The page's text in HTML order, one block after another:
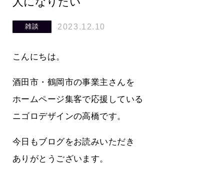
雑談 2023.12.10
こんにちは。
酒田市・鶴岡市の事業主さんを
ホームページ集客で応援している
ニゴロデザインの高橋です。
今日もブログをお読みいただき
ありがとうございます。
より利
って
酒田商工会議所さんへニゴロ通信を持
って行くときって8～9割方雨なんです
よね